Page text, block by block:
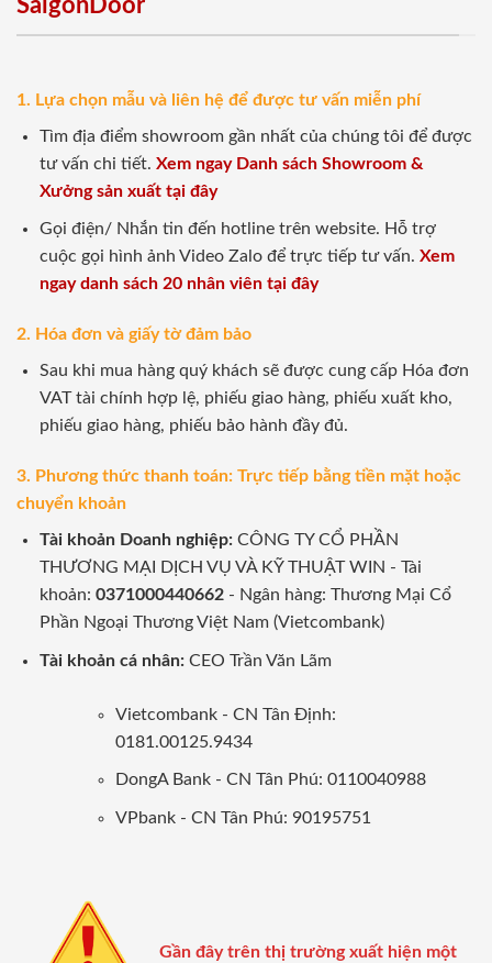
SaigonDoor
1. Lựa chọn mẫu và liên hệ để được tư vấn miễn phí
Tìm địa điểm showroom gần nhất của chúng tôi để được
tư vấn chi tiết. Xem ngay Danh sách Showroom &
Xưởng sản xuất tại đây
Gọi điện/ Nhắn tin đến hotline trên website. Hỗ trợ
cuộc gọi hình ảnh Video Zalo để trực tiếp tư vấn. Xem
ngay danh sách 20 nhân viên tại đây
2. Hóa đơn và giấy tờ đảm bảo
Sau khi mua hàng quý khách sẽ được cung cấp Hóa đơn
VAT tài chính hợp lệ, phiếu giao hàng, phiếu xuất kho,
phiếu giao hàng, phiếu bảo hành đầy đủ.
3. Phương thức thanh toán: Trực tiếp bằng tiền mặt hoặc
chuyển khoản
Tài khoản Doanh nghiệp:CÔNG TY CỔ PHẦN
THƯƠNG MẠI DỊCH VỤ VÀ KỸ THUẬT WIN - Tài
khoản: 0371000440662- Ngân hàng: Thương Mại Cổ
Phần Ngoại Thương Việt Nam (Vietcombank)
Tài khoản cá nhân: CEO Trần Văn Lãm
Vietcombank - CN Tân Định:
0181.00125.9434
DongA Bank - CN Tân Phú: 0110040988
VPbank - CN Tân Phú: 90195751
Gần đây trên thị trường xuất hiện một